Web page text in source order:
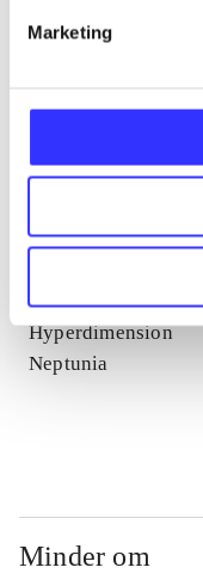
Marketing
Hyperdimension
Neptunia
Minder om